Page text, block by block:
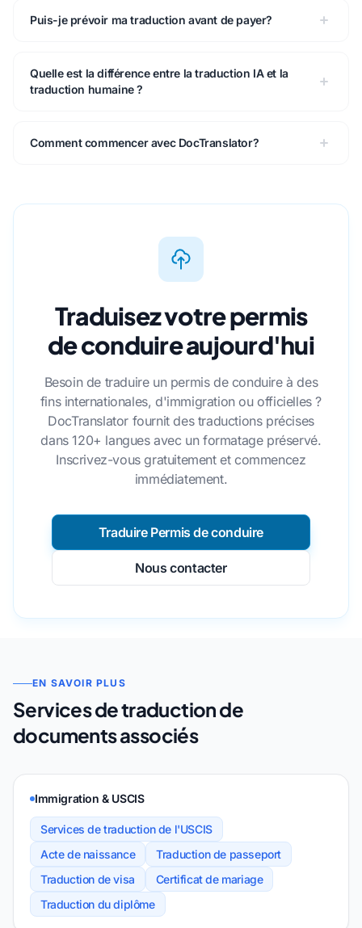
Puis-je prévoir ma traduction avant de payer?
Quelle est la différence entre la traduction IA et la
traduction humaine ?
Comment commencer avec DocTranslator?
Traduisez votre permis
de conduire aujourd'hui
Besoin de traduire un permis de conduire à des
fins internationales, d'immigration ou officielles ?
DocTranslator fournit des traductions précises
dans 120+ langues avec un formatage préservé.
Inscrivez-vous gratuitement et commencez
immédiatement.
Traduire Permis de conduire
Nous contacter
EN SAVOIR PLUS
Services de traduction de
documents associés
Immigration & USCIS
Services de traduction de l'USCIS
Acte de naissance
Traduction de passeport
Traduction de visa
Certificat de mariage
Traduction du diplôme